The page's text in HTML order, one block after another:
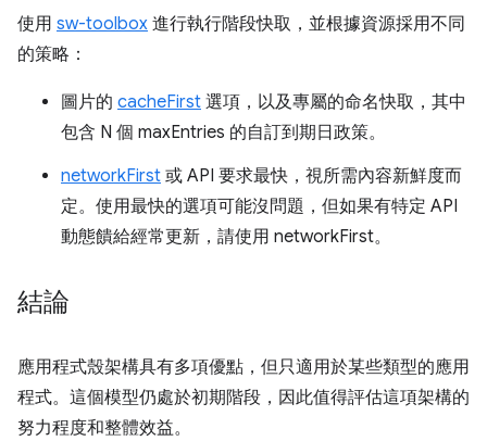
使用 sw-toolbox 進行執行階段快取，並根據資源採用不同
的策略：
圖片的 cacheFirst 選項，以及專屬的命名快取，其中
包含 N 個 maxEntries 的自訂到期日政策。
networkFirst 或 API 要求最快，視所需內容新鮮度而
定。使用最快的選項可能沒問題，但如果有特定 API
動態饋給經常更新，請使用 networkFirst。
結論
應用程式殼架構具有多項優點，但只適用於某些類型的應用
程式。這個模型仍處於初期階段，因此值得評估這項架構的
努力程度和整體效益。